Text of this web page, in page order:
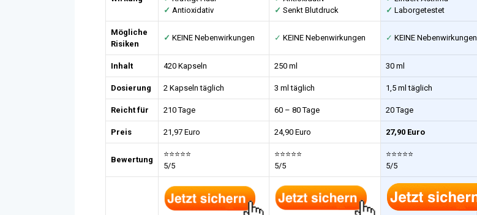
✓ Antioxidativ
✓ Senkt Blutdruck
✓ Laborgetestet
Mögliche
Risiken
✓ KEINE Nebenwirkungen ✓ KEINE Nebenwirkungen ✓ KEINE Nebenwirkungen
Inhalt 420 Kapseln 250 ml 30 ml
Dosierung 2 Kapseln täglich 3 ml täglich 1,5 ml täglich
Reicht für 210 Tage 60 – 80 Tage 20 Tage
Preis 21,97 Euro 24,90 Euro 27,90 Euro
Bewertung
⭐⭐⭐⭐⭐
5/5
⭐⭐⭐⭐⭐
5/5
⭐⭐⭐⭐⭐
5/5